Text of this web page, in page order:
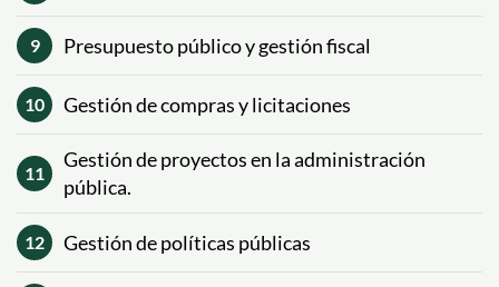
9 Presupuesto público y gestión fiscal
10 Gestión de compras y licitaciones
11
Gestión de proyectos en la administración
pública.
12 Gestión de políticas públicas